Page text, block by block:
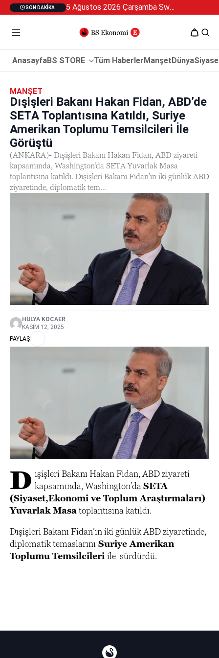
SON DAKIKA 5 Ağustos 2026 Çarşamba Swan Özel 2
AnasayfaBS STORE Tüm HaberlerManşetDünya
MANŞET
Dışişleri Bakanı Hakan Fidan, ABD’de
SETA Toplantısına Katıldı, Suriye
Amerikan Toplumu Temsilcileri İle
Görüştü
(ANKARA)- Dışişleri Bakanı Hakan Fidan, ABD ziyareti
kapsamında, Washington’da SETA Yuvarlak Masa
toplantısına katıldı. Dışişleri Bakanı Fidan’ın iki günlük ABD
ziyaretinde, diplomatik tem...
HÜLYA KOCAER
KASIM 12, 2025
PAYLAŞ
D ışişleri Bakanı Hakan Fidan, ABD ziyareti
kapsamında, Washington’daSETA
(Siyaset,Ekonomi ve Toplum Araştırmaları)
Yuvarlak Masa toplantısına katıldı.
Dışişleri Bakanı Fidan’ın iki günlük ABD ziyaretinde,
diplomatik temaslarını Suriye Amerikan
Toplumu Temsilcileri ile sürdürdü.